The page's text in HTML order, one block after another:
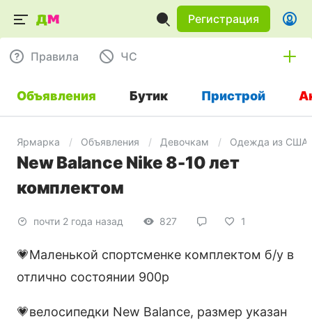
Регистрация
Правила ЧC
Объявления Бутик Пристрой
Ярмарка Объявления Девочкам Одежда из США
New Balance Nike 8-10 лет
комплектом
почти 2 года назад 827 1
💗Маленькой спортсменке комплектом б/у в
отлично состоянии 900р
💗велосипедки New Balance, размер указан